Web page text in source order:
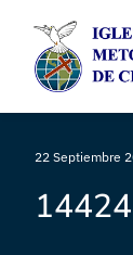
22 Septiembre